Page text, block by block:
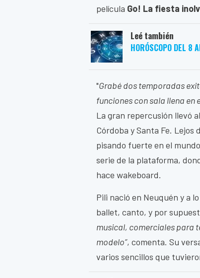
película Go! La fiesta
Leé también
HORÓSCOPO DEL 8
"Grabé dos temporadas
funciones con sala llena en
La gran repercusión llevó
Córdoba y Santa Fe. Lejos
pisando fuerte en el
serie de la plataforma,
hace wakeboard.
Pili nació en Neuquén y a
ballet, canto, y por
musical, comerciales para
modelo”, comenta. Su
varios sencillos que